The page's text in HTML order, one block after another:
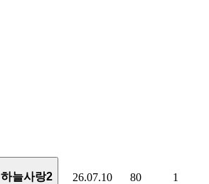
하늘사랑2 26.07.10 80 1